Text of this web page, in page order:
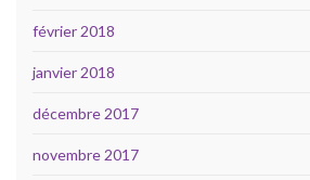
février 2018
janvier 2018
décembre 2017
novembre 2017